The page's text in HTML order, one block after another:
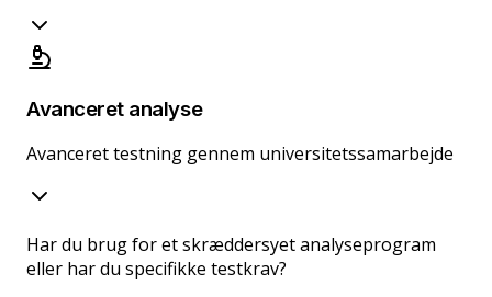
Avanceret analyse
Avanceret testning gennem universitetssamarbejde
Har du brug for et skræddersyet analyseprogram
eller har du specifikke testkrav?